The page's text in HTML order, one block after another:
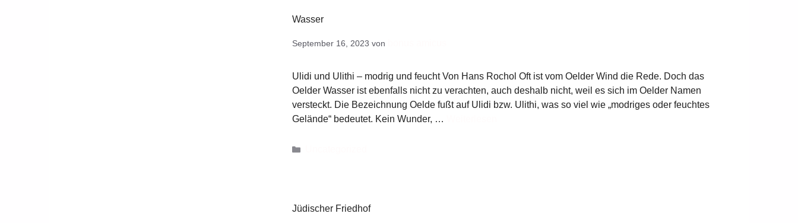
Wasser
September 16, 2023 von
Ulidi und Ulithi – modrig und feucht Von Hans Rochol Oft ist vom Oelder Wind die Rede. Doch das
Oelder Wasser ist ebenfalls nicht zu verachten, auch deshalb nicht, weil es sich im Oelder Namen
versteckt. Die Bezeichnung Oelde fußt auf Ulidi bzw. Ulithi, was so viel wie „modriges oder feuchtes
Gelände“ bedeutet. Kein Wunder, …
Jüdischer Friedhof